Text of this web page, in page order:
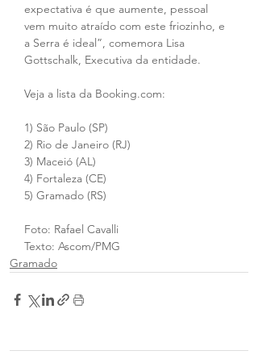
expectativa é que aumente, pessoal
vem muito atraído com este friozinho, e
a Serra é ideal”, comemora Lisa
Gottschalk, Executiva da entidade.
Veja a lista da Booking.com:
1) São Paulo (SP)
2) Rio de Janeiro (RJ)
3) Maceió (AL)
4) Fortaleza (CE)
5) Gramado (RS)
Foto: Rafael Cavalli
Texto: Ascom/PMG
Gramado